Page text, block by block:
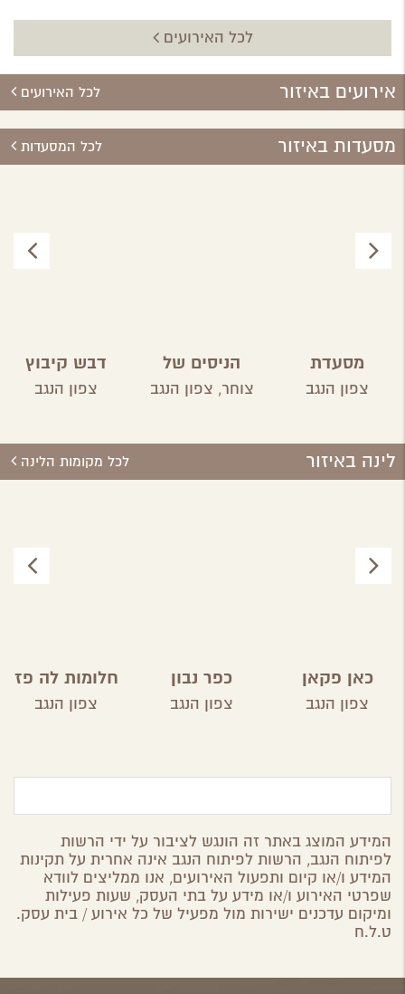
לכל האירועים
אירועים באיזור לכל האירועים
מסעדות באיזור לכל המסעדות
מסעדת
פטגוניה
צפון הנגב
הניסים של
השף צוחר, צפון הנגב
דבש קיבוץ
ארז
צפון הנגב
לינה באיזור לכל מקומות הלינה
כאן פקאן
צפון הנגב
כפר נבון
צפון הנגב
חלומות לה פז
צפון הנגב
המידע המוצג באתר זה הונגש לציבור על ידי הרשות
לפיתוח הנגב, הרשות לפיתוח הנגב אינה אחרית על תקינות
המידע ו/או קיום ותפעול האירועים, אנו ממליצים לוודא
שפרטי האירוע ו/או מידע על בתי העסק, שעות פעילות
ומיקום עדכנים ישירות מול מפעיל של כל אירוע / בית עסק.
ט.ל.ח